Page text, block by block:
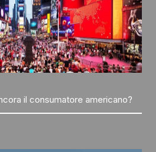
il consumatore americano?